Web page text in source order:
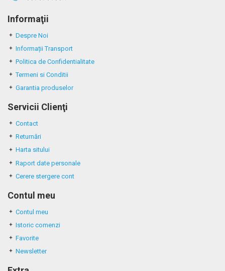
Informaţii
Despre Noi
Informații Transport
Politica de Confidentialitate
Termeni si Conditii
Garantia produselor
Servicii Clienţi
Contact
Returnări
Harta sitului
Raport date personale
Cerere stergere cont
Contul meu
Contul meu
Istoric comenzi
Favorite
Newsletter